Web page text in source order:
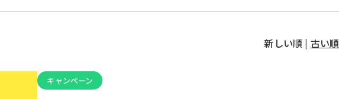
新しい順 | 古い順
キャンペーン